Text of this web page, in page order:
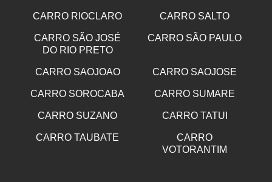
CARRO RIOCLARO CARRO SALTO
CARRO SÃO JOSÉ
DO RIO PRETO
CARRO SÃO PAULO
CARRO SAOJOAO CARRO SAOJOSE
CARRO SOROCABA CARRO SUMARE
CARRO SUZANO CARRO TATUI
CARRO TAUBATE
CARRO
VOTORANTIM